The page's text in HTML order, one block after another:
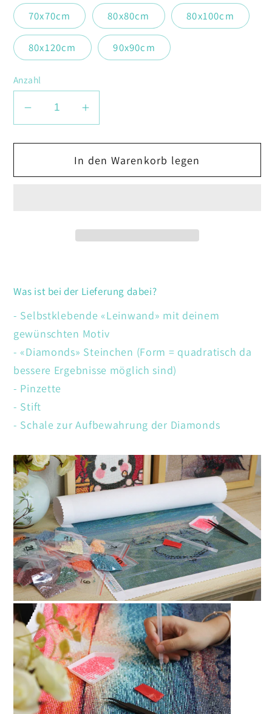
70x70cm 80x80cm 80x100cm
80x120cm 90x90cm
Anzahl
Verringere
Menge
Nashorn
Erhöhe
Menge
für
Nashorn
In den Warenkorb legen
Was ist bei der Lieferung dabei?
- Selbstklebende «Leinwand» mit deinem
gewünschten Motiv
- «Diamonds» Steinchen (Form = quadratisch da
bessere Ergebnisse möglich sind)
- Pinzette
- Stift
- Schale zur Aufbewahrung der Diamonds